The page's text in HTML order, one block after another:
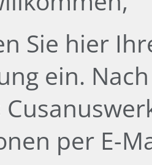
Sie hier
ein.
per E-